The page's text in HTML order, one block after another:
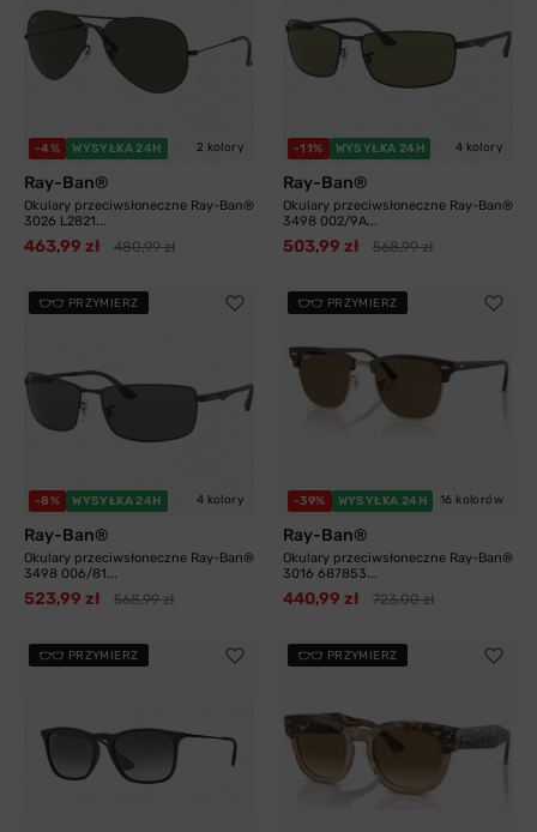
-4% WYSYŁKA 24H 2 kolory
Ray-Ban®
Okulary przeciwsłoneczne Ray-Ban®
3026 L2821...
463,99 zł 480,99 zł
-11% WYSYŁKA 24H 4 kolory
Ray-Ban®
Okulary przeciwsłoneczne Ray-Ban®
3498 002/9A...
503,99 zł 568,99 zł
PRZYMIERZ
-8% WYSYŁKA 24H 4 kolory
Ray-Ban®
Okulary przeciwsłoneczne Ray-Ban®
3498 006/81...
523,99 zł 568,99 zł
PRZYMIERZ
-39% WYSYŁKA 24H 16 kolorów
Ray-Ban®
Okulary przeciwsłoneczne Ray-Ban®
3016 687853...
440,99 zł 723,00 zł
PRZYMIERZ PRZYMIERZ